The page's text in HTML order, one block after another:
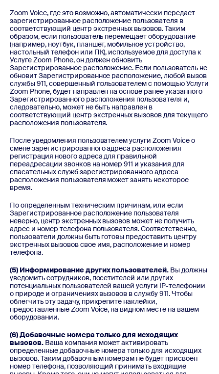
Zoom Voice, где это возможно, автоматически передает
зарегистрированное расположение пользователя в
соответствующий центр экстренных вызовов. Таким
образом, если пользователь перемещает оборудование
(например, ноутбук, планшет, мобильное устройство,
настольный телефон или ПК), используемое для доступа к
Услуге Zoom Phone, он должен обновить
Зарегистрированное расположение. Если пользователь не
обновит Зарегистрированное расположение, любой вызов
службы 911, совершенный пользователем с помощью Услуги
Zoom Phone, будет направлен на основе ранее указанного
Зарегистрированного расположения пользователя и,
следовательно, может не быть направлен в
соответствующий центр экстренных вызовов для текущего
расположения пользователя.
После уведомления пользователем услуги Zoom Voice о
смене зарегистрированного адреса расположения
регистрация нового адреса для правильной
переадресации звонков на номер 911 и указания для
спасательных служб зарегистрированного адреса
расположения пользователя может занять некоторое
время.
По определенным техническим причинам, или если
Зарегистрированное расположение пользователя
неверно, центр экстренных вызовов может не получить
адрес и номер телефона пользователя. Соответственно,
пользователи должны быть готовы предоставить центру
экстренных вызовов свое имя, расположение и номер
телефона.
(5) Информирование других пользователей. Вы должны
уведомить сотрудников, посетителей или других
потенциальных пользователей вашей услуги IP-телефонии
о природе и ограничениях вызовов в службу 911. Чтобы
облегчить эту задачу, прикрепите наклейки,
предоставленные Zoom Voice, на видном месте на вашем
оборудовании.
(6) Добавочные номера только для исходящих
вызовов.Ваша компания может активировать
определенные добавочные номера только для исходящих
вызовов. Таким добавочным номерам не будет присвоен
номер телефона, позволяющий принимать входящие